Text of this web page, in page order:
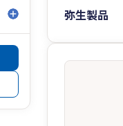
弥生製品